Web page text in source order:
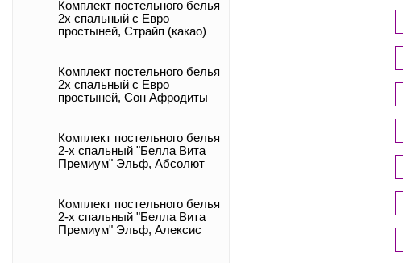
Комплект постельного белья
2х спальный с Евро
простыней, Страйп (какао)
Комплект постельного белья
2х спальный с Евро
простыней, Сон Афродиты
Комплект постельного белья
2-х спальный "Белла Вита
Премиум" Эльф, Абсолют
Комплект постельного белья
2-х спальный "Белла Вита
Премиум" Эльф, Алексис